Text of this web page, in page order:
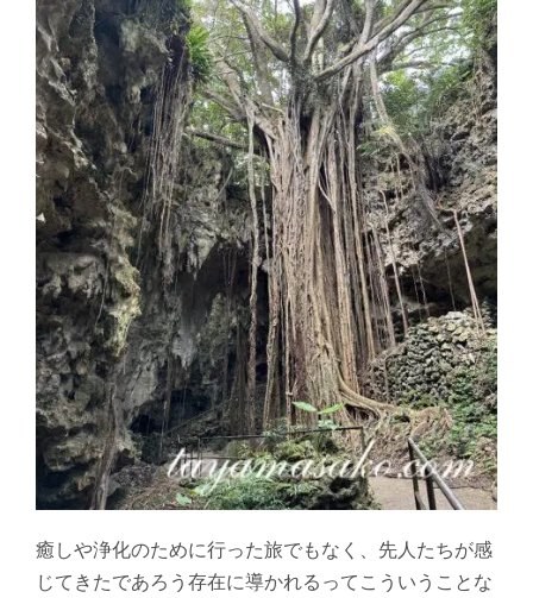
癒しや浄化のために行った旅でもなく、先人たちが感
じてきたであろう存在に導かれるってこういうことな